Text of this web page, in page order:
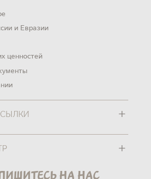
и Евразии
ценностей
+
+
на нас